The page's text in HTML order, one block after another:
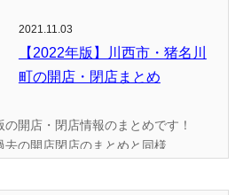
2021.11.03
【2022年版】川西市・猪名川
町の開店・閉店まとめ
開店・閉店情報のまとめです！
去の開店閉店のまとめと同様...